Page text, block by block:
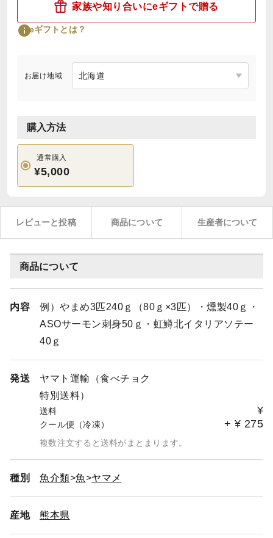
家族や知り合いにeギフトで贈る
eギフトとは？
お届け地域
購入方法
通常購入
¥5,000
レビューと投稿 商品について 生産者について
商品について
内容
例）やまめ3匹240ｇ（80ｇ×3匹）・燻製40ｇ・
ASOサーモン刺身50ｇ・虹鱒北イタリアソテー
40ｇ
発送
ヤマト運輸（食べチョク
特別送料）
送料 ¥
クール便（冷凍） + ¥ 275
複数注文すると送料がまとまります。
種別 魚介類 魚 ヤマメ
産地 熊本県